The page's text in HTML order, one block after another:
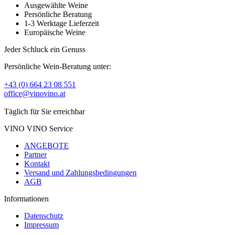
Ausgewählte Weine
Persönliche Beratung
1-3 Werktage Lieferzeit
Europäische Weine
Jeder Schluck ein Genuss
Persönliche Wein-Beratung unter:
+43 (0) 664 23 08 551
office@vinovino.at
Täglich für Sie erreichbar
VINO VINO Service
ANGEBOTE
Partner
Kontakt
Versand und Zahlungsbedingungen
AGB
Informationen
Datenschutz
Impressum